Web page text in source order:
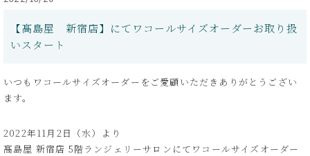
【髙島屋 新宿店】にてワコールサイズオーダーお取り扱
いスタート
いつもワコールサイズオーダーをご愛顧いただきありがとうござい
ます。
2022年11月2日（水）より
髙島屋 新宿店 5階ランジェリーサロンにてワコールサイズオーダー